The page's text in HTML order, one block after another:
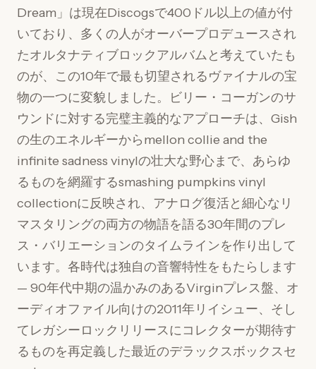
Dream」は現在Discogsで400ドル以上の値が付
いており、多くの人がオーバープロデュースされ
たオルタナティブロックアルバムと考えていたも
のが、この10年で最も切望されるヴァイナルの宝
物の一つに変貌しました。ビリー・コーガンのサ
ウンドに対する完璧主義的なアプローチは、Gish
の生のエネルギーからmellon collie and the
infinite sadness vinylの壮大な野心まで、あらゆ
るものを網羅するsmashing pumpkins vinyl
collectionに反映され、アナログ復活と細心なリ
マスタリングの両方の物語を語る30年間のプレ
ス・バリエーションのタイムラインを作り出して
います。各時代は独自の音響特性をもたらします
— 90年代中期の温かみのあるVirginプレス盤、オ
ーディオファイル向けの2011年リイシュー、そし
てレガシーロックリリースにコレクターが期待す
るものを再定義した最近のデラックスボックスセ